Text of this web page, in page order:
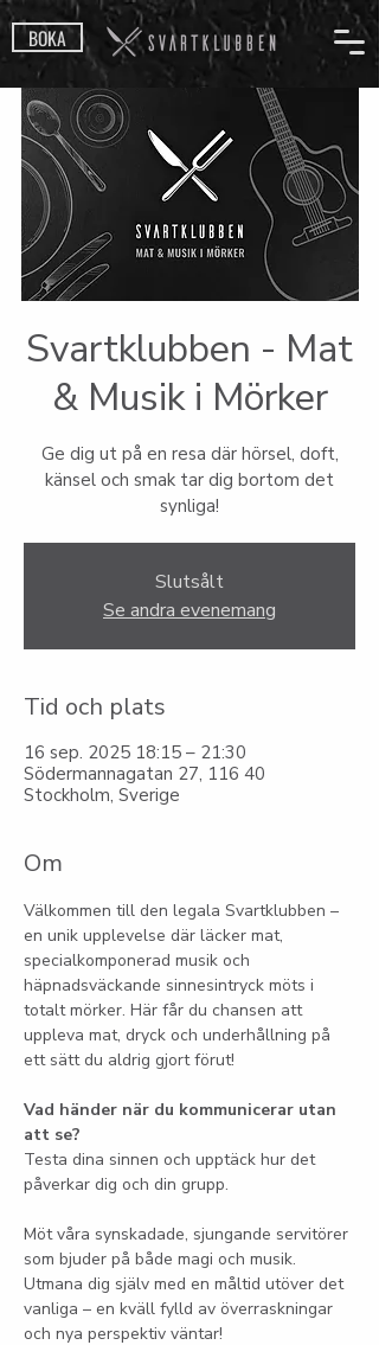
BOKA
Svartklubben - Mat
& Musik i Mörker
Ge dig ut på en resa där hörsel, doft,
känsel och smak tar dig bortom det
synliga!
Slutsålt
Se andra evenemang
Tid och plats
16 sep. 2025 18:15 – 21:30
Södermannagatan 27, 116 40
Stockholm, Sverige
Om
Välkommen till den legala Svartklubben –
en unik upplevelse där läcker mat,
specialkomponerad musik och
häpnadsväckande sinnesintryck möts i
totalt mörker. Här får du chansen att
uppleva mat, dryck och underhållning på
ett sätt du aldrig gjort förut!
Vad händer när du kommunicerar utan
att se?
Testa dina sinnen och upptäck hur det
påverkar dig och din grupp.
Möt våra synskadade, sjungande servitörer
som bjuder på både magi och musik.
Utmana dig själv med en måltid utöver det
vanliga – en kväll fylld av överraskningar
och nya perspektiv väntar!